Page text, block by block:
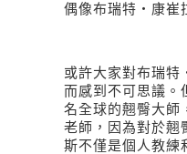
偶像布瑞特 ‧ 康崔
或許大家對布瑞特
而感到不可思議。
名全球的翹臀大師
老師，因為對於翹
斯不僅是個人教練